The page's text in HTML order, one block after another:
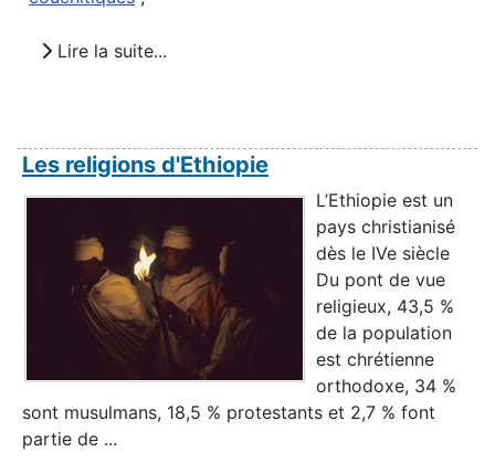
Lire la suite...
Les religions d'Ethiopie
L’Ethiopie est un
pays christianisé
dès le IVe siècle
Du pont de vue
religieux, 43,5 %
de la population
est chrétienne
orthodoxe, 34 %
sont musulmans, 18,5 % protestants et 2,7 % font
partie de ...